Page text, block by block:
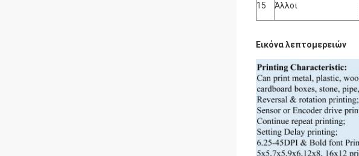
15 Άλλοι
Εικόνα λεπτομερειών